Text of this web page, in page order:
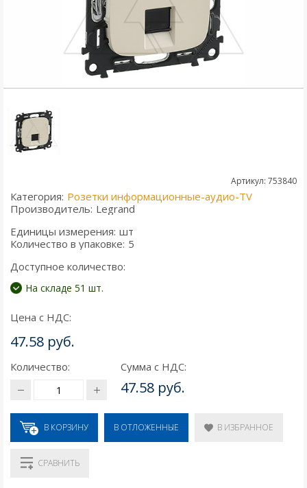
Артикул: 753840
Категория: Розетки информационные-аудио-TV
Производитель: Legrand
Единицы измерения: шт
Количество в упаковке: 5
Доступное количество:
На складе 51 шт.
Цена с НДС:
47.58 руб.
Количество: Сумма с НДС:
47.58 руб.
В КОРЗИНУ В ОТЛОЖЕННЫЕ В ИЗБРАННОЕ
СРАВНИТЬ